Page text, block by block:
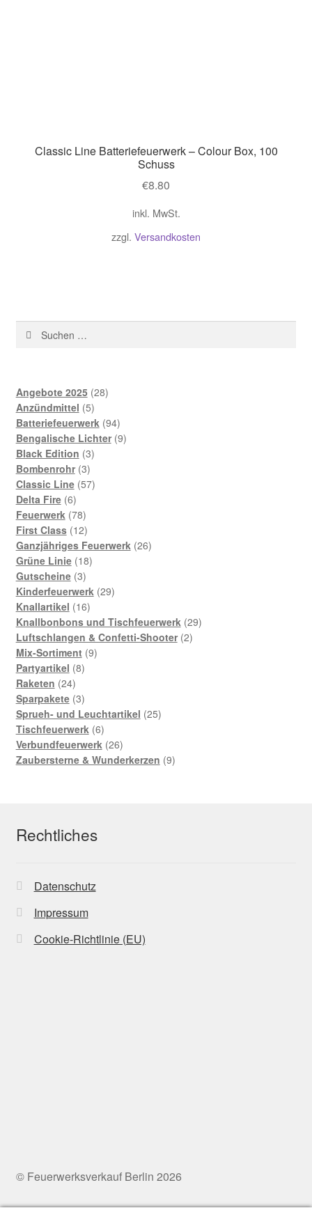
Classic Line Batteriefeuerwerk – Colour Box, 100
Schuss
€8.80
inkl. MwSt.
zzgl. Versandkosten
Angebote 2025 28
Anzündmittel 5
Batteriefeuerwerk 94
Bengalische Lichter 9
Black Edition 3
Bombenrohr 3
Classic Line 57
Delta Fire 6
Feuerwerk 78
First Class 12
Ganzjähriges Feuerwerk 26
Grüne Linie 18
Gutscheine 3
Kinderfeuerwerk 29
Knallartikel 16
Knallbonbons und Tischfeuerwerk 29
Luftschlangen & Confetti-Shooter 2
Mix-Sortiment 9
Partyartikel 8
Raketen 24
Sparpakete 3
Sprueh- und Leuchtartikel 25
Tischfeuerwerk 6
Verbundfeuerwerk 26
Zaubersterne & Wunderkerzen 9
Rechtliches
Datenschutz
Impressum
Cookie-Richtlinie (EU)
© Feuerwerksverkauf Berlin 2026